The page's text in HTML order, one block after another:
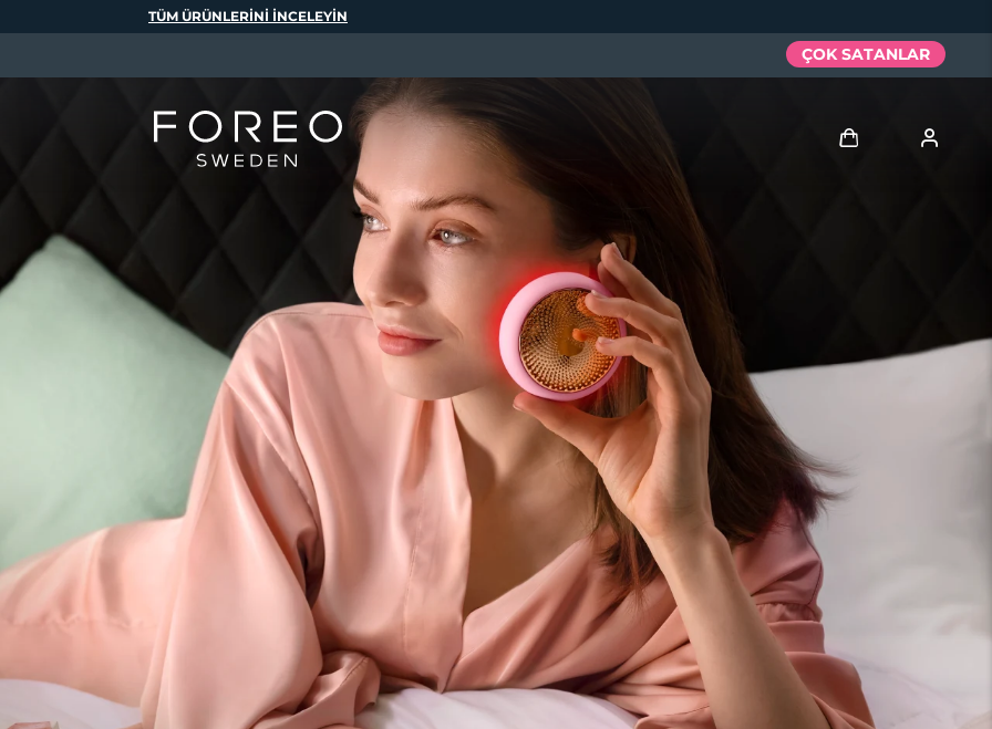
TÜM ÜRÜNLERINI INCELEYIN
ÇOK SATANLAR
Siparişlerim
Aboneliklerim